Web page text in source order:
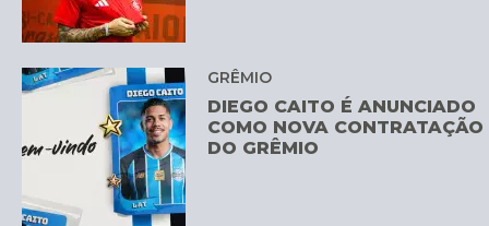
GRÊMIO
DIEGO CAITO É ANUNCIADO
COMO NOVA CONTRATAÇÃO
DO GRÊMIO